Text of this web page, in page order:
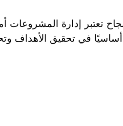
تعتبر إدارة المشروعات